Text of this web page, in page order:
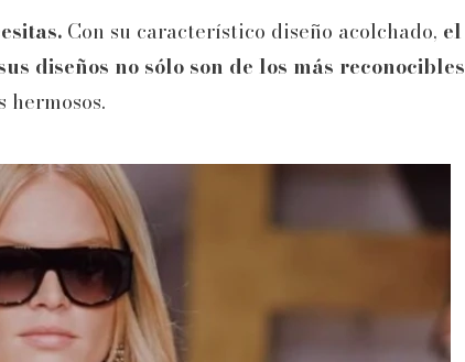
Con su característico diseño acolchado, el
diseños no sólo son de los más reconocibles
hermosos.